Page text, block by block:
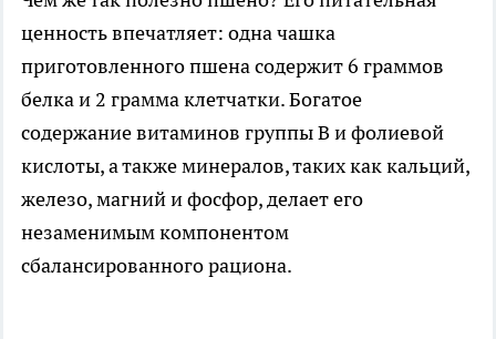
ценность впечатляет: одна чашка
приготовленного пшена содержит 6 граммов
белка и 2 грамма клетчатки. Богатое
содержание витаминов группы B и фолиевой
кислоты, а также минералов, таких как кальций,
железо, магний и фосфор, делает его
незаменимым компонентом
сбалансированного рациона.